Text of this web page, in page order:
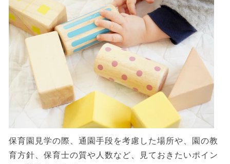
保育園見学の際、通園手段を考慮した場所や、園の教
育方針、保育士の質や人数など、見ておきたいポイン